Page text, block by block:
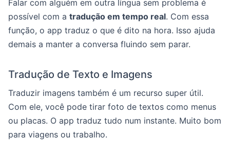
Falar com alguém em outra língua sem problema é
possível com a tradução em tempo real. Com essa
função, o app traduz o que é dito na hora. Isso ajuda
demais a manter a conversa fluindo sem parar.
Tradução de Texto e Imagens
Traduzir imagens também é um recurso super útil.
Com ele, você pode tirar foto de textos como menus
ou placas. O app traduz tudo num instante. Muito bom
para viagens ou trabalho.